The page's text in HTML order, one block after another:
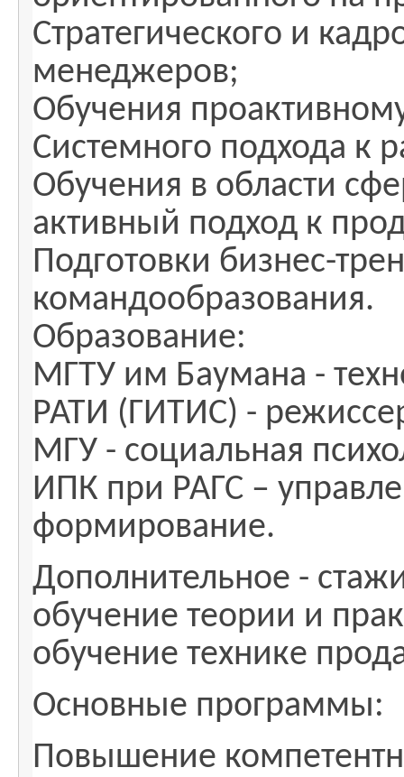
Стратегического и
менеджеров;
Обучения
Системного подхода к
Обучения в области
активный подход к
Подготовки бизнес-
командообразования.
Образование:
МГТУ им Баумана -
РАТИ (ГИТИС) -
МГУ - социальная
ИПК при РАГС –
формирование.
Дополнительное -
обучение теории и
обучение технике
Основные программы:
Повышение